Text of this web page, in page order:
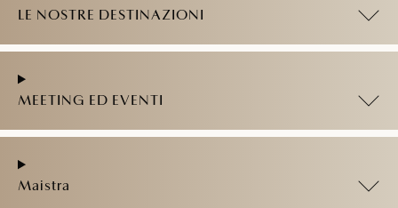
LE NOSTRE DESTINAZIONI
MEETING ED EVENTI
Maistra